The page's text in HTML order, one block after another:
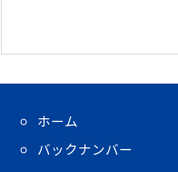
ホーム
バックナンバー